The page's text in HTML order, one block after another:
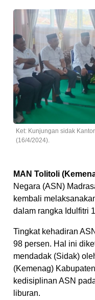
Ket: Kunjungan sidak
(16/4/2024).
MAN Tolitoli
Negara (ASN)
kembali
dalam rangka Idulfitri
Tingkat kehadiran
98 persen. Hal ini
mendadak (Sidak)
(Kemenag)
kedisiplinan ASN
liburan.